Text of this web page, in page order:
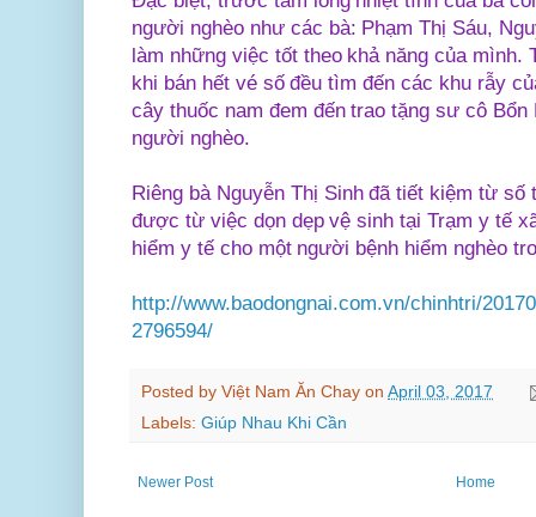
người nghèo như các bà: Phạm Thị Sáu,
làm những việc tốt theo khả năng của mình.
khi bán hết vé số đều tìm đến các khu rẫy
cây thuốc nam đem đến trao tặng sư cô
người nghèo.
Riêng bà Nguyễn Thị Sinh đã tiết kiệm từ số
được từ việc dọn dẹp vệ sinh tại Trạm y tế
hiểm y tế cho một người bệnh hiểm nghèo
http://www.baodongnai.com.vn/chinhtri/
2796594/
Posted by Việt Nam Ăn Chay on April 03, 2017
Labels: Giúp Nhau Khi Cần
Newer Post Home